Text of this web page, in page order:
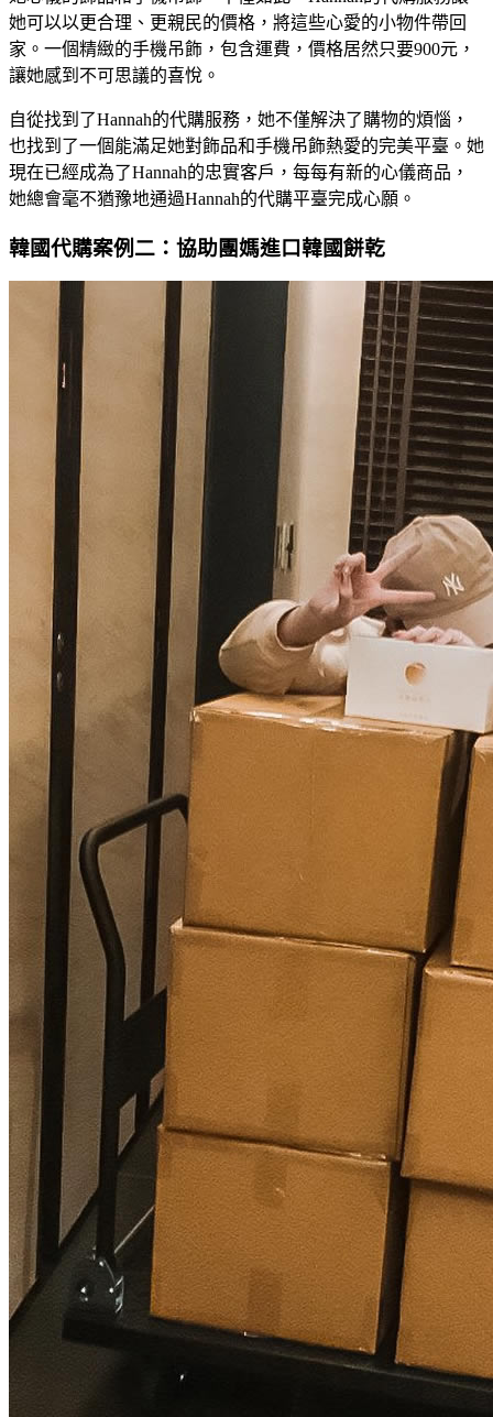
她可以以更合理、更親民的價格，將這些心愛的小物件帶回
家。一個精緻的手機吊飾，包含運費，價格居然只要900元，
讓她感到不可思議的喜悅。
自從找到了Hannah的代購服務，她不僅解決了購物的煩惱，
也找到了一個能滿足她對飾品和手機吊飾熱愛的完美平臺。她
現在已經成為了Hannah的忠實客戶，每每有新的心儀商品，
她總會毫不猶豫地通過Hannah的代購平臺完成心願。
韓國代購案例二：協助團媽進口韓國餅乾